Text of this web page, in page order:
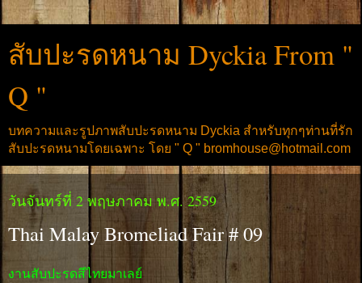
สับปะรดหนาม Dyckia From "
Q "
บทความและรูปภาพสับปะรดหนาม Dyckia สำหรับทุกๆท่านที่รัก
สับปะรดหนามโดยเฉพาะ โดย " Q " bromhouse@hotmail.com
วันจันทร์ที่ 2 พฤษภาคม พ.ศ. 2559
Thai Malay Bromeliad Fair # 09
งานสับปะรดสีไทยมาเลย์